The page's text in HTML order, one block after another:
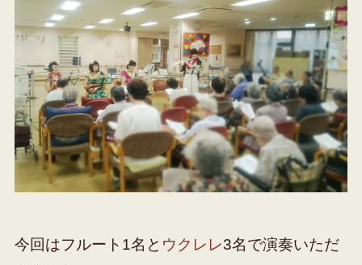
今回はフルート1名と ウクレレ3名で演奏いただ